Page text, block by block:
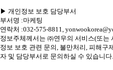
▶ 개인정보 보호 담당부서
부서명 :마케팅
연락처 :032-575-8811,
정보주체께서는 ㈜연우의 서비스(또는
정보 보호 관련 문의, 불만처리, 피해구
자 및 담당부서로 문의하실 수 있습니다.